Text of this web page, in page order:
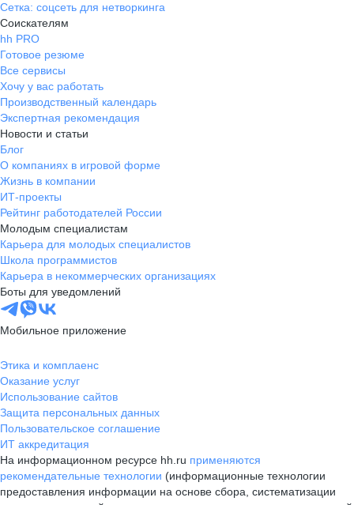
Сетка: соцсеть для нетворкинга
Соискателям
hh PRO
Готовое резюме
Все сервисы
Хочу у вас работать
Производственный календарь
Экспертная рекомендация
Новости и статьи
Блог
О компаниях в игровой форме
Жизнь в компании
ИТ-проекты
Рейтинг работодателей России
Молодым специалистам
Карьера для молодых специалистов
Школа программистов
Карьера в некоммерческих организациях
Боты для уведомлений
Мобильное приложение
Этика и комплаенс
Оказание услуг
Использование сайтов
Защита персональных данных
Пользовательское соглашение
ИТ аккредитация
На информационном ресурсе hh.ru применяются
рекомендательные технологии (информационные технологии
предоставления информации на основе сбора, систематизации